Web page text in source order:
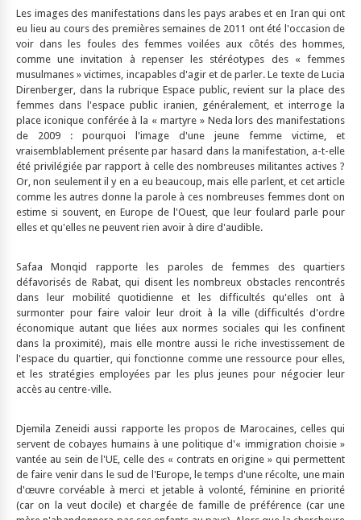
Les images des manifestations dans les pays arabes et en Iran qui ont
eu lieu au cours des premières semaines de 2011 ont été l'occasion de
voir dans les foules des femmes voilées aux côtés des hommes,
comme une invitation à repenser les stéréotypes des « femmes
musulmanes » victimes, incapables d'agir et de parler. Le texte de Lucia
Direnberger, dans la rubrique Espace public, revient sur la place des
femmes dans l'espace public iranien, généralement, et interroge la
place iconique conférée à la « martyre » Neda lors des manifestations
de 2009 : pourquoi l'image d'une jeune femme victime, et
vraisemblablement présente par hasard dans la manifestation, a-t-elle
été privilégiée par rapport à celle des nombreuses militantes actives ?
Or, non seulement il y en a eu beaucoup, mais elle parlent, et cet article
comme les autres donne la parole à ces nombreuses femmes dont on
estime si souvent, en Europe de l'Ouest, que leur foulard parle pour
elles et qu'elles ne peuvent rien avoir à dire d'audible.
Safaa Monqid rapporte les paroles de femmes des quartiers
défavorisés de Rabat, qui disent les nombreux obstacles rencontrés
dans leur mobilité quotidienne et les difficultés qu'elles ont à
surmonter pour faire valoir leur droit à la ville (difficultés d'ordre
économique autant que liées aux normes sociales qui les confinent
dans la proximité), mais elle montre aussi le riche investissement de
l'espace du quartier, qui fonctionne comme une ressource pour elles,
et les stratégies employées par les plus jeunes pour négocier leur
accès au centre-ville.
Djemila Zeneidi aussi rapporte les propos de Marocaines, celles qui
servent de cobayes humains à une politique d'« immigration choisie »
vantée au sein de l'UE, celle des « contrats en origine » qui permettent
de faire venir dans le sud de l'Europe, le temps d'une récolte, une main
d'œuvre corvéable à merci et jetable à volonté, féminine en priorité
(car on la veut docile) et chargée de famille de préférence (car une